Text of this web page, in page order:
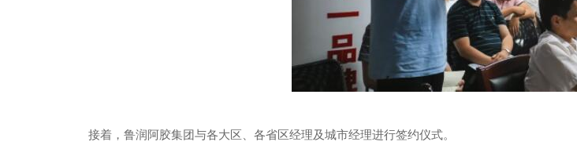
接着，鲁润阿胶集团与各大区、各省区经理及城市经理进行签约仪式。